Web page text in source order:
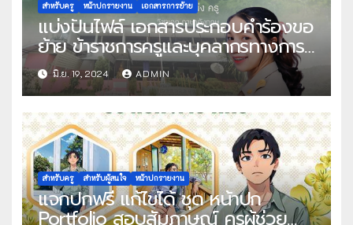
สำหรับครู หน้าปกรายงาน เอกสารการย้าย
แบ่งปันไฟล์ เอกสารประกอบคำร้องขอ
ย้าย ข้าราชการครูและบุคลากรทางการ
ศึกษา ตำแหน่งครู สังกัดกระทรวง
ศึกษาธิการ การย้ายกรณีปกติ รอบที่ 1
พ.ศ.2567 พร้อมหน้าปก โดย คุณครู
นิรมล แก้วพวง
มิ.ย. 19, 2024 ADMIN
สำหรับครู สำหรับผู้สนใจ หน้าปกรายงาน
แจกปกฟรี แก้ไขได้ ชุด หน้าปก
Portfolio สอบสัมภาษณ์ ครูผู้ช่วย